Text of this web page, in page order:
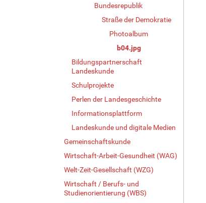
Bundesrepublik
Straße der Demokratie
Photoalbum
b04.jpg
Bildungspartnerschaft
Landeskunde
Schulprojekte
Perlen der Landesgeschichte
Informationsplattform
Landeskunde und digitale Medien
Gemeinschaftskunde
Wirtschaft-Arbeit-Gesundheit (WAG)
Welt-Zeit-Gesellschaft (WZG)
Wirtschaft / Berufs- und
Studienorientierung (WBS)